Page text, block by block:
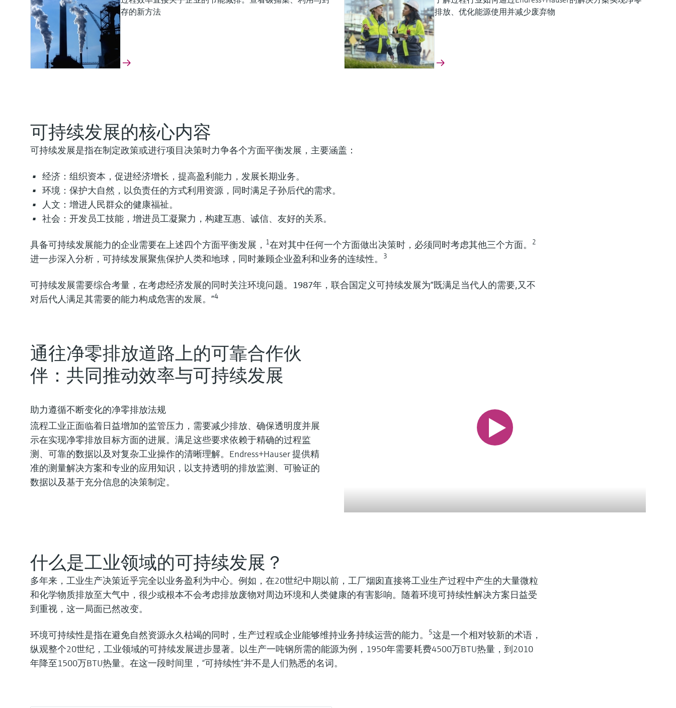
存的新方法
排放、优化能源使用并减少废弃物
力争实现电池回收的可持续发展。获取详细信息
有效提高电池的生产效率
查看有效测量如何帮助企业高效提取并浓缩生产电池的重要矿物原
驾驭复杂的电动汽车电池供应链
详细了解复杂的电动汽车电池供应链。
工业电池引领储能发展
查看电化学电池如何推动碳中和。
确保氢气压缩和输送过程安全高效的专用测量仪
表
提高掺氢工艺的安全性和效率
查看我们的产品组合，从我们的专业知识和应用经验中获益，确保掺
氢安全。
Enhance efficiency and safety of green
production
Learn how continuous mercury monitoring supports emissions
compliance and helps operators detect process issues before they impact
plant performance or mercury removal efficiency.
生化制品与循环经济：优化生物价值链
了解在生化生产中影响生物价值链的关键驱动因素、监管压力和工艺
推动循环经济发展的废弃物管理流程与技术
高效废弃物管理是实现可持续发展、合规运营和业务成功的重要因
素。
采用膜过滤工艺，保证水质达标
膜过滤专用测量仪表对于保证水质优良至关重要。如何避
垢、堵塞、损坏是运行过程中的实际挑战。
可持续发展的核心内容
可持续发展是指在制定政策或进行项目决策时力争各个方面平衡发展，主要涵盖：
经济：组织资本，促进经济增长，提高盈利能力，发展长期业务。
环境：保护大自然，以负责任的方式利用资源，同时满足子孙后代的需求。
人文：增进人民群众的健康福祉。
社会：开发员工技能，增进员工凝聚力，构建互惠、诚信、友好的关系。
具备可持续发展能力的企业需要在上述四个方面平衡发展， 1在对其中任何一个方面做出决策时，必须同时考虑其他三个方面。 2
进一步深入分析，可持续发展聚焦保护人类和地球，同时兼顾企业盈利和业务的连续性。 3
可持续发展需要综合考量，在考虑经济发展的同时关注环境问题。1987年，联合国定义可持续发展为“既满足当代人的需要,又不
对后代人满足其需要的能力构成危害的发展。”4
通往净零排放道路上的可靠合作伙
伴：共同推动效率与可持续发展
助力遵循不断变化的净零排放法规
流程工业正面临着日益增加的监管压力，需要减少排放、确保透明度并展
示在实现净零排放目标方面的进展。满足这些要求依赖于精确的过程监
测、可靠的数据以及对复杂工业操作的清晰理解。Endress+Hauser 提供精
准的测量解决方案和专业的应用知识，以支持透明的排放监测、可验证的
数据以及基于充分信息的决策制定。
什么是工业领域的可持续发展？
多年来，工业生产决策近乎完全以业务盈利为中心。例如，在20世纪中期以前，工厂烟囱直接将工业生产过程中产生的大量微粒
和化学物质排放至大气中，很少或根本不会考虑排放废物对周边环境和人类健康的有害影响。随着环境可持续性解决方案日益受
到重视，这一局面已然改变。
环境可持续性是指在避免自然资源永久枯竭的同时，生产过程或企业能够维持业务持续运营的能力。 5这是一个相对较新的术语，
纵观整个20世纪，工业领域的可持续发展进步显著。以生产一吨钢所需的能源为例，1950年需要耗费4500万BTU热量，到2010
年降至1500万BTU热量。在这一段时间里，“可持续性”并不是人们熟悉的名词。